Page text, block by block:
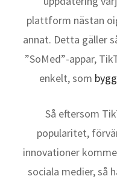
plattform nästan
annat. Detta gäller
”SoMed”-appar,
enkelt, som
Så eftersom
popularitet,
innovationer
sociala medier, så